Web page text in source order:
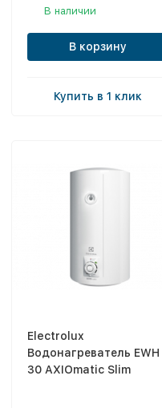
В наличии
В корзину
Купить в 1 клик
Electrolux
Водонагреватель EWH
30 AXIOmatic Slim